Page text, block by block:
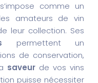
s’impose comme un
amateurs de vin
leur collection. Ses
permettent un
de conservation,
saveur de vos vins
puisse nécessiter